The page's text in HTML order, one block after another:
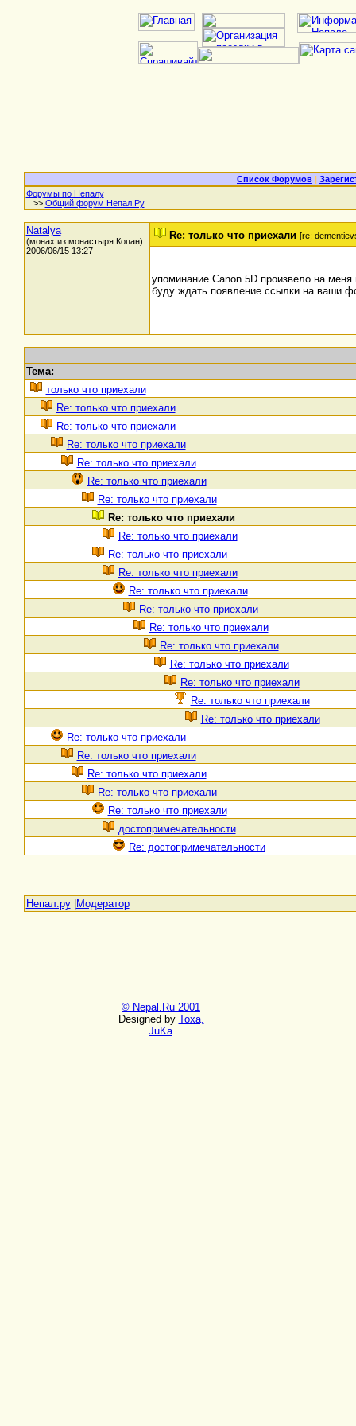
Список Форумов |
Форумы по Непалу
>> Общий форум Непал.Ру
Natalya
(монах из монастыря Копан)
2006/06/15 13:27
Re: только что приехали [re:
упоминание Canon 5D произвело на
буду ждать появление ссылки на ваши
Тема:
только что приехали
Re: только что приехали
Re: только что приехали
Re: только что приехали
Re: только что приехали
Re: только что приехали
Re: только что приехали
Re: только что приехали
Re: только что приехали
Re: только что приехали
Re: только что приехали
Re: только что приехали
Re: только что приехали
Re: только что приехали
Re: только что приехали
Re: только что приехали
Re: только что приехали
Re: только что приехали
Re: только что приехали
Re: только что приехали
Re: только что приехали
Re: только что приехали
Re: только что приехали
Re: только что приехали
достопримечательности
Re: достопримечательности
Непал.ру| Модератор
© Nepal.Ru 2001
Designed by Toxa,
JuKa